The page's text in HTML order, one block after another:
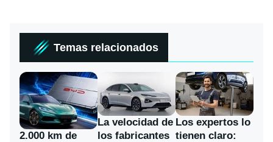
Temas relacionados
2.000 km de
La velocidad de
los fabricantes
Los expertos lo
tienen claro: